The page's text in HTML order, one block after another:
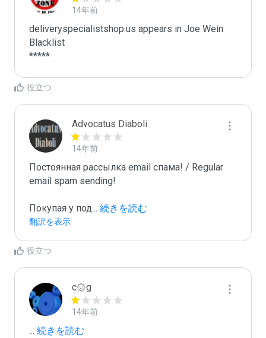
14年前
deliveryspecialistshop.us appears in Joe Wein
Blacklist
*****
役立つ
Advocatus Diaboli
14年前
Постоянная рассылка email спама! / Regular
email spam sending!
Покупая у под... 続きを読む
翻訳を表示
役立つ
c۞g
14年前
... 続きを読む